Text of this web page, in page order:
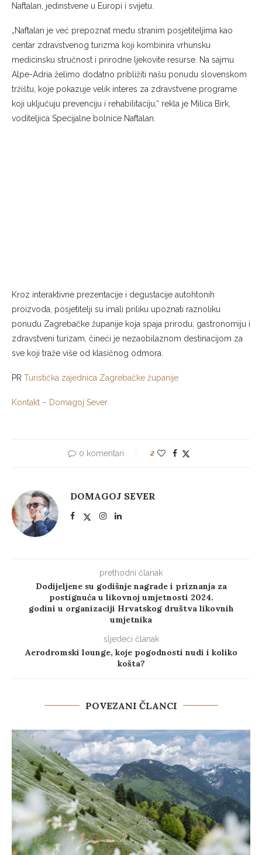
Naftalan, jedinstvene u Europi i svijetu.
„Naftalan je već prepoznat među stranim posjetiteljima kao
centar zdravstvenog turizma koji kombinira vrhunsku
medicinsku stručnost i prirodne ljekovite resurse. Na sajmu
Alpe-Adria želimo dodatno približiti našu ponudu slovenskom
tržištu, koje pokazuje velik interes za zdravstvene programe
koji uključuju prevenciju i rehabilitaciju,“ rekla je Milica Birk,
voditeljica Specijalne bolnice Naftalan.
Kroz interaktivne prezentacije i degustacije autohtonih
proizvoda, posjetitelji su imali priliku upoznati raznoliku
ponudu Zagrebačke županije koja spaja prirodu, gastronomiju i
zdravstveni turizam, čineći je nezaobilaznom destinacijom za
sve koji traže više od klasičnog odmora.
PR Turistička zajednica Zagrebačke županije
Kontakt – Domagoj Sever
0 komentari 2
DOMAGOJ SEVER
prethodni članak
Dodijeljene su godišnje nagrade i priznanja za
postignuća u likovnoj umjetnosti 2024.
godini u organizaciji Hrvatskog društva likovnih
umjetnika
sljedeći članak
Aerodromski lounge, koje pogodnosti nudi i koliko
košta?
POVEZANI ČLANCI